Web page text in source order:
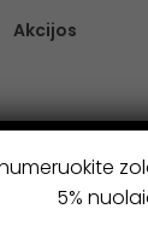
Akcijos
5%